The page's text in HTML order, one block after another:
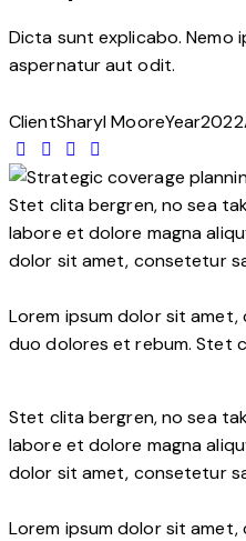
Dicta sunt explicabo. Nemo
aspernatur aut odit.
ClientSharyl MooreYear2022
Stet clita bergren, no sea
labore et dolore magna
dolor sit amet, consetetur
Lorem ipsum dolor sit
duo dolores et rebum. Stet
Stet clita bergren, no sea
labore et dolore magna
dolor sit amet, consetetur
Lorem ipsum dolor sit